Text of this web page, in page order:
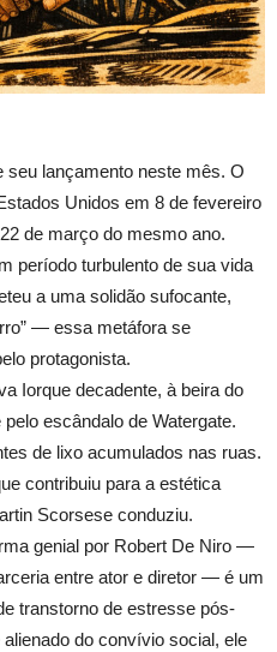
seu lançamento neste mês. O
Unidos em 8 de fevereiro
de março do mesmo ano.
período turbulento de sua vida
a uma solidão sufocante,
— essa metáfora se
protagonista.
Iorque decadente, à beira do
escândalo de Watergate.
de lixo acumulados nas ruas.
contribuiu para a estética
Scorsese conduziu.
genial por Robert De Niro —
entre ator e diretor — é um
transtorno de estresse pós-
do convívio social, ele